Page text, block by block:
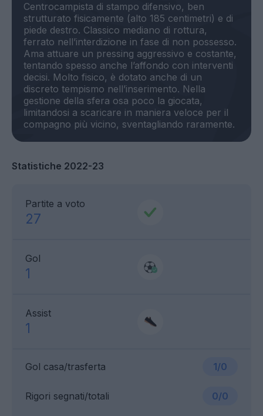
Centrocampista di stampo difensivo, ben
strutturato fisicamente (alto 185 centimetri) e di
piede destro. Classico mediano di rottura,
ferrato nell’interdizione in fase di non possesso.
Ama attuare un pressing aggressivo e costante,
tentando spesso anche l’affondo con interventi
decisi. Molto fisico, è dotato anche di un
discreto tempismo nell’inserimento. Nella
gestione della sfera osa poco la giocata,
limitandosi a scaricare in maniera veloce per il
Statistiche 2022-23
Partite a voto
27
Gol
1
Assist
1
Gol casa/trasferta 1/0
Rigori segnati/totali 0/0